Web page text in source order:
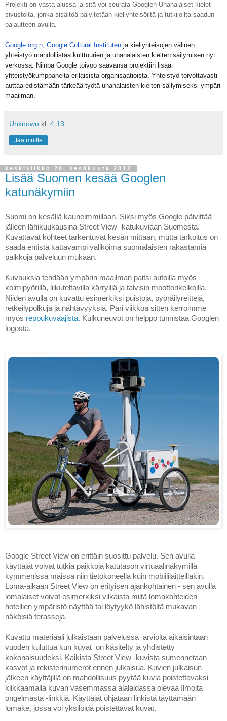
Projekti on vasta alussa ja sitä voi seurata Googlen Uhanalaiset kielet -
sivustolta, jonka sisältöä päivitetään kieliyhteisöiltä ja tutkijoilta saadun
palautteen avulla.
Google.org:n, Google Cultural Instituten ja kieliyhteisöjen välinen
yhteistyö mahdollistaa kulttuurien ja uhanalaisten kielten säilymisen nyt
verkossa. Niinpä Google toivoo saavansa projektiin lisää
yhteistyökumppaneita erilaisista organisaatioista. Yhteistyö toivottavasti
auttaa edistämään tärkeää työtä uhanalaisten kielten säilymiseksi ympäri
maailman.
Unknown kl. 4.13
Jaa muille
keskiviikko 20. kesäkuuta 2012
Lisää Suomen kesää Googlen
katunäkymiin
Suomi on kesällä kauneimmillaan. Siksi myös Google päivittää
jälleen lähikuukausina Street View -katukuviaan Suomesta.
Kuvattavat kohteet tarkentuvat kesän mittaan, mutta tarkoitus on
saada entistä kattavampi valikoima suomalaisten rakastamia
paikkoja palveluun mukaan.
Kuvauksia tehdään ympärin maailman paitsi autoilla myös
kolmipyörillä, liikuteltavilla kärryillä ja talvisin moottorikelkoilla.
Niiden avulla on kuvattu esimerkiksi puistoja, pyöräilyreittejä,
retkeilypolkuja ja nähtävyyksiä. Pari viikkoa sitten kerroimme
myös reppukuvaajista. Kulkuneuvot on helppo tunnistaa Googlen
logosta.
Google Street View on erittäin suosittu palvelu. Sen avulla
käyttäjät voivat tutkia paikkoja katutason virtuaalinäkymillä
kymmenissä maissa niin tietokoneella kuin mobiililaitteillakin.
Loma-aikaan Street View on erityisen ajankohtainen - sen avulla
lomalaiset voivat esimerkiksi vilkaista miltä lomakohteiden
hotellien ympäristö näyttää tai löytyykö lähistöltä mukavan
näköisiä terasseja.
Kuvattu materiaali julkaistaan palvelussa  arviolta aikaisintaan
vuoden kuluttua kun kuvat  on käsitelty ja yhdistetty
kokonaisuudeksi. Kaikista Street View -kuvista sumennetaan
kasvot ja rekisterinumerot ennen julkaisua. Kuvien julkaisun
jälkeen käyttäjillä on mahdollisuus pyytää kuvia poistettavaksi
klikkaamalla kuvan vasemmassa alalaidassa olevaa Ilmoita
ongelmasta -linkkiä. Käyttäjät ohjataan linkistä täyttämään
lomake, jossa voi yksilöidä poistettavat kuvat.